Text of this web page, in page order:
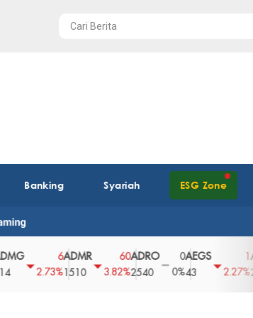
Banking Syariah ESG Zone
2.73%
ADMR
1510
60
3.82%
ADRO
2540
0
0%
AEGS
2.27% 2850